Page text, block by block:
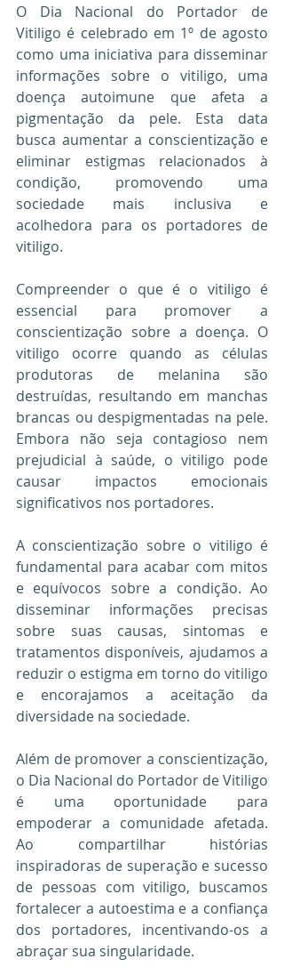
O Dia Nacional do Portador de
Vitiligo é celebrado em 1º de agosto
como uma iniciativa para disseminar
informações sobre o vitiligo, uma
doença autoimune que afeta a
pigmentação da pele. Esta data
busca aumentar a conscientização e
eliminar estigmas relacionados à
condição, promovendo uma
sociedade mais inclusiva e
acolhedora para os portadores de
vitiligo.
Compreender o que é o vitiligo é
essencial para promover a
conscientização sobre a doença. O
vitiligo ocorre quando as células
produtoras de melanina são
destruídas, resultando em manchas
brancas ou despigmentadas na pele.
Embora não seja contagioso nem
prejudicial à saúde, o vitiligo pode
causar impactos emocionais
significativos nos portadores.
A conscientização sobre o vitiligo é
fundamental para acabar com mitos
e equívocos sobre a condição. Ao
disseminar informações precisas
sobre suas causas, sintomas e
tratamentos disponíveis, ajudamos a
reduzir o estigma em torno do vitiligo
e encorajamos a aceitação da
diversidade na sociedade.
Além de promover a conscientização,
o Dia Nacional do Portador de Vitiligo
é uma oportunidade para
empoderar a comunidade afetada.
Ao compartilhar histórias
inspiradoras de superação e sucesso
de pessoas com vitiligo, buscamos
fortalecer a autoestima e a confiança
dos portadores, incentivando-os a
abraçar sua singularidade.